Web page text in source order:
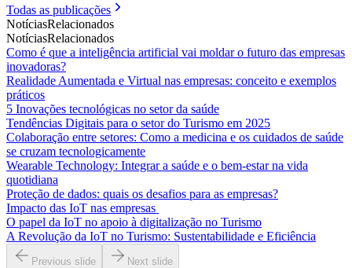
Todas as publicações
NotíciasRelacionados
NotíciasRelacionados
Como é que a inteligência artificial vai moldar o futuro das empresas
inovadoras?
Realidade Aumentada e Virtual nas empresas: conceito e exemplos
práticos
5 Inovações tecnológicas no setor da saúde
Tendências Digitais para o setor do Turismo em 2025
Colaboração entre setores: Como a medicina e os cuidados de saúde
se cruzam tecnologicamente
Wearable Technology: Integrar a saúde e o bem-estar na vida
quotidiana
Proteção de dados: quais os desafios para as empresas?
Impacto das IoT nas empresas
O papel da IoT no apoio à digitalização no Turismo
A Revolução da IoT no Turismo: Sustentabilidade e Eficiência
Previous slide Next slide